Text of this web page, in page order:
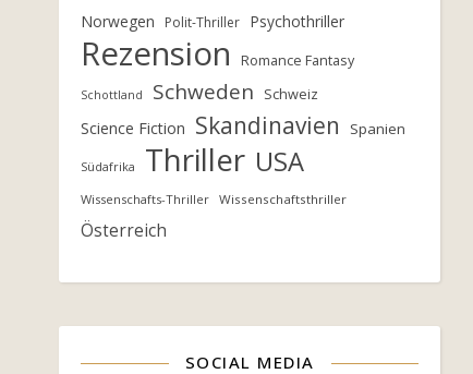
Norwegen Polit-Thriller Psychothriller
Rezension Romance Fantasy
Schottland Schweden Schweiz
Science Fiction Skandinavien Spanien
Südafrika Thriller USA
Wissenschafts-Thriller Wissenschaftsthriller
Österreich
SOCIAL MEDIA